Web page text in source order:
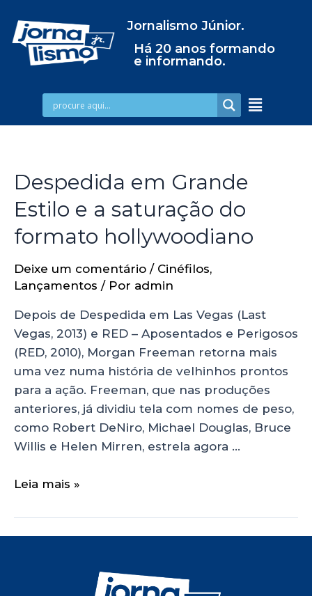
Jornalismo Júnior.
Há 20 anos formando
e informando.
Despedida em Grande
Estilo e a saturação do
formato hollywoodiano
Deixe um comentário / Cinéfilos,
Lançamentos / Por admin
Depois de Despedida em Las Vegas (Last
Vegas, 2013) e RED – Aposentados e Perigosos
(RED, 2010), Morgan Freeman retorna mais
uma vez numa história de velhinhos prontos
para a ação. Freeman, que nas produções
anteriores, já dividiu tela com nomes de peso,
como Robert DeNiro, Michael Douglas, Bruce
Willis e Helen Mirren, estrela agora …
Leia mais »